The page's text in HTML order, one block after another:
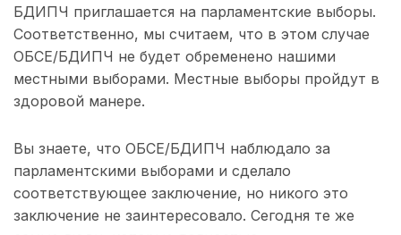
БДИПЧ приглашается на парламентские выборы.
Соответственно, мы считаем, что в этом случае
ОБСЕ/БДИПЧ не будет обременено нашими
местными выборами. Местные выборы пройдут в
здоровой манере.
Вы знаете, что ОБСЕ/БДИПЧ наблюдало за
парламентскими выборами и сделало
соответствующее заключение, но никого это
заключение не заинтересовало. Сегодня те же